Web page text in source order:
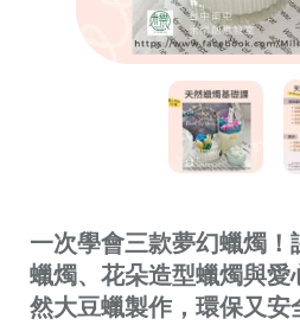
一次學會三款夢幻蠟燭！
蠟燭、花朵造型蠟燭與愛
然大豆蠟製作，環保又安